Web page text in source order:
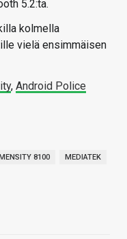
5.2:ta.
kolmella
vielä ensimmäisen
, Android Police
8100 MEDIATEK